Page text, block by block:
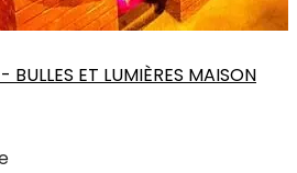
BULLES ET LUMIÈRES MAISON